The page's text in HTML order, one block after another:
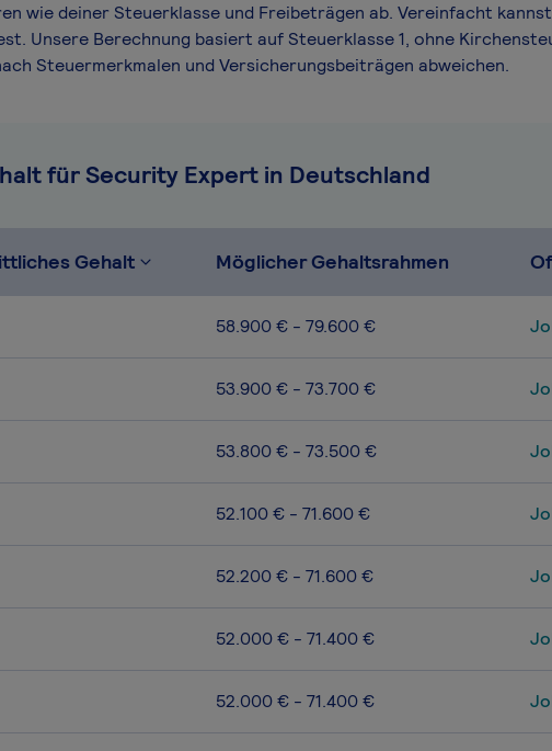
wie deiner Steuerklasse und Freibeträgen ab. Vereinfacht
Unsere Berechnung basiert auf Steuerklasse 1, ohne
Steuermerkmalen und Versicherungsbeiträgen abweichen.
für Security Expert in Deutschland
Gehalt Möglicher Gehaltsrahmen
58.900 € - 79.600 €
53.900 € - 73.700 €
53.800 € - 73.500 €
52.100 € - 71.600 €
52.200 € - 71.600 €
52.000 € - 71.400 €
52.000 € - 71.400 €